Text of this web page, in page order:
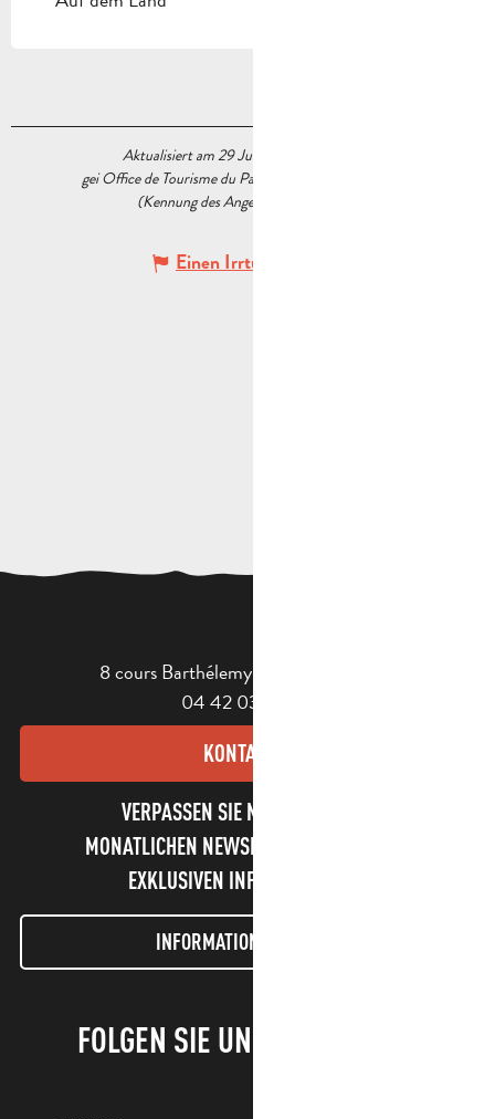
Aktualisiert am 29 Juni 2026 Um 09:40
gei Office de Tourisme du Pays d’Aubagne et de l’Étoile
(Kennung des Angebots :
Einen Irrtum angeben
8 cours Barthélemy - 13400 Aubagne
04 42 03 49 98
KONTAKT
VERPASSEN SIE NICHT UNSEREN
MONATLICHEN NEWSLETTER UND UNSERE
EXKLUSIVEN INFORMATIONEN!
INFORMATIONEN LETTER
FOLGEN SIE UNS!